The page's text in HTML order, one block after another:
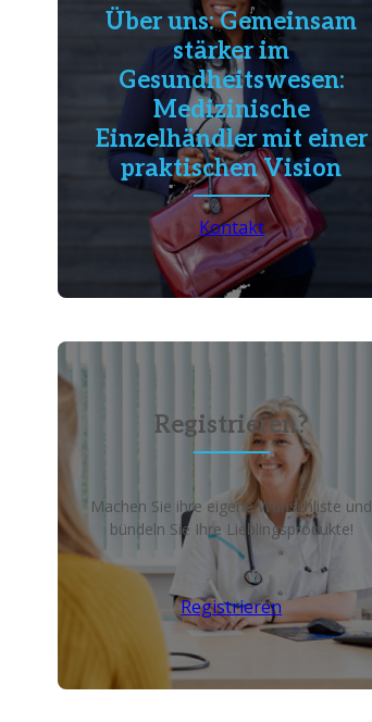
Über uns: Gemeinsam
stärker im
Gesundheitswesen:
Medizinische
Einzelhändler mit einer
praktischen Vision
Kontakt
Registrieren?
Machen Sie ihre eigene Wunschliste und
bündeln Sie Ihre Lieblingsprodukte!
Registrieren